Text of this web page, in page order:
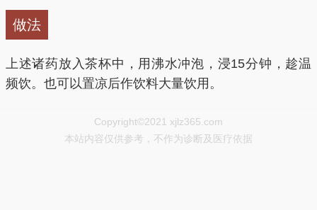
做法
上述诸药放入茶杯中，用沸水冲泡，浸15分钟，趁温
频饮。也可以置凉后作饮料大量饮用。
Copyright©2021 xjlz365.com
本站内容仅供参考，不作为诊断及医疗依据